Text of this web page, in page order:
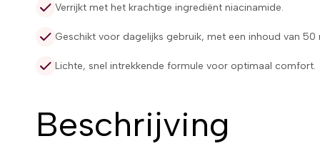
Verrijkt met het krachtige ingrediënt niacinamide.
Geschikt voor dagelijks gebruik, met een inhoud van 50
Lichte, snel intrekkende formule voor optimaal comfort.
Beschrijving